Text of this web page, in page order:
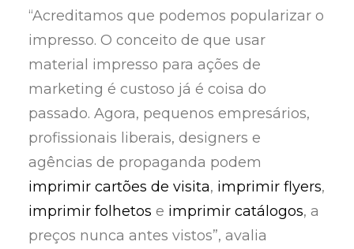
“Acreditamos que podemos popularizar o
impresso. O conceito de que usar
material impresso para ações de
marketing é custoso já é coisa do
passado. Agora, pequenos empresários,
profissionais liberais, designers e
agências de propaganda podem
imprimir cartões de visita, imprimir flyers,
imprimir folhetos e imprimir catálogos, a
preços nunca antes vistos”, avalia